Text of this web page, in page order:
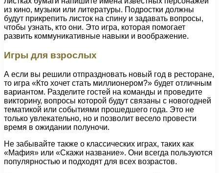
из кино, музыки или литературы. Подростки должны
будут прикрепить листок на спину и задавать вопросы,
чтобы узнать, кто они. Это игра, которая помогает
развить коммуникативные навыки и воображение.
Игры для взрослых
А если вы решили отпраздновать новый год в ресторане,
то игра «Кто хочет стать миллионером?» будет отличным
вариантом. Разделите гостей на команды и проведите
викторину, вопросы которой будут связаны с новогодней
тематикой или событиями прошедшего года. Это не
только увлекательно, но и позволит весело провести
время в ожидании полуночи.
Не забывайте также о классических играх, таких как
«Мафия» или «Скажи название». Они всегда пользуются
популярностью и подходят для всех возрастов.